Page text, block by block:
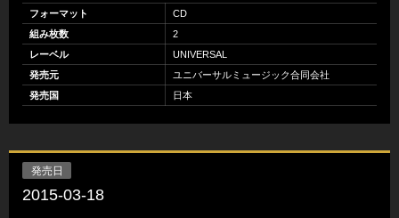
フォーマット
CD
組み枚数
2
レーベル
UNIVERSAL
発売元
ユニバーサルミュージック合同会社
発売国
日本
発売日
2015-03-18